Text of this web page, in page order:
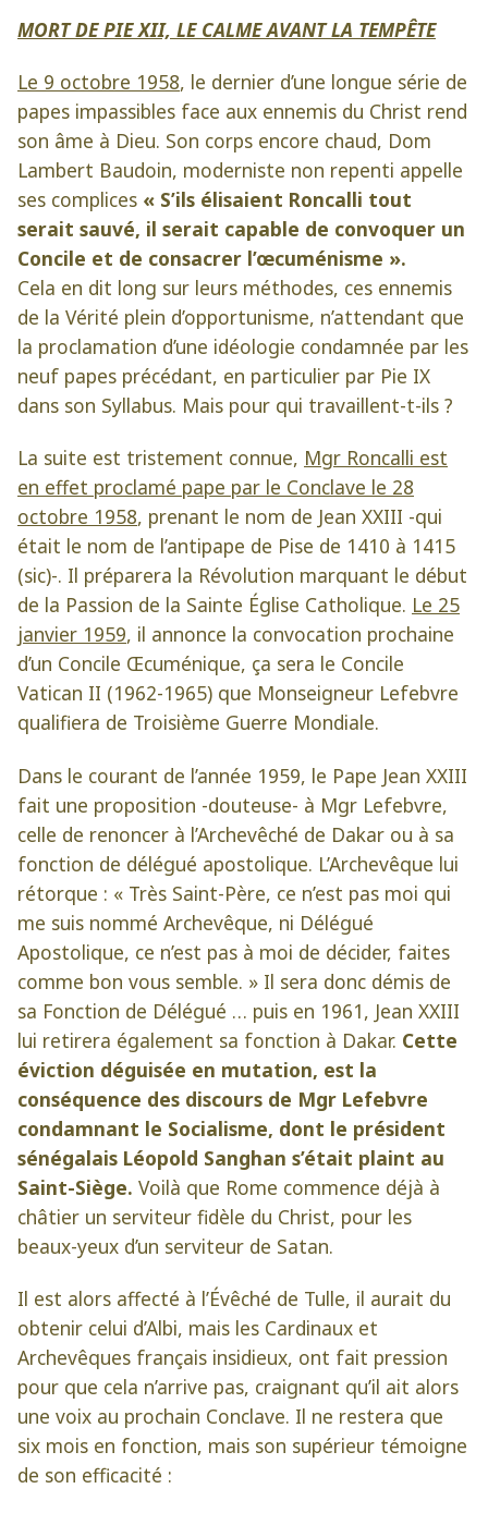
MORT DE PIE XII, LE CALME AVANT LA TEMPÊTE
Le 9 octobre 1958, le dernier d’une longue série de
papes impassibles face aux ennemis du Christ rend
son âme à Dieu. Son corps encore chaud, Dom
Lambert Baudoin, moderniste non repenti appelle
ses complices « S’ils élisaient Roncalli tout
serait sauvé, il serait capable de convoquer un
Concile et de consacrer l’œcuménisme ».
Cela en dit long sur leurs méthodes, ces ennemis
de la Vérité plein d’opportunisme, n’attendant que
la proclamation d’une idéologie condamnée par les
neuf papes précédant, en particulier par Pie IX
dans son Syllabus. Mais pour qui travaillent-t-ils ?
La suite est tristement connue, Mgr Roncalli est
en effet proclamé pape par le Conclave le 28
octobre 1958, prenant le nom de Jean XXIII -qui
était le nom de l’antipape de Pise de 1410 à 1415
(sic)-. Il préparera la Révolution marquant le début
de la Passion de la Sainte Église Catholique. Le 25
janvier 1959, il annonce la convocation prochaine
d’un Concile Œcuménique, ça sera le Concile
Vatican II (1962-1965) que Monseigneur Lefebvre
qualifiera de Troisième Guerre Mondiale.
Dans le courant de l’année 1959, le Pape Jean XXIII
fait une proposition -douteuse- à Mgr Lefebvre,
celle de renoncer à l’Archevêché de Dakar ou à sa
fonction de délégué apostolique. L’Archevêque lui
rétorque : « Très Saint-Père, ce n’est pas moi qui
me suis nommé Archevêque, ni Délégué
Apostolique, ce n’est pas à moi de décider, faites
comme bon vous semble. » Il sera donc démis de
sa Fonction de Délégué … puis en 1961, Jean XXIII
lui retirera également sa fonction à Dakar. Cette
éviction déguisée en mutation, est la
conséquence des discours de Mgr Lefebvre
condamnant le Socialisme, dont le président
sénégalais Léopold Sanghan s’était plaint au
Saint-Siège. Voilà que Rome commence déjà à
châtier un serviteur fidèle du Christ, pour les
beaux-yeux d’un serviteur de Satan.
Il est alors affecté à l’Évêché de Tulle, il aurait du
obtenir celui d’Albi, mais les Cardinaux et
Archevêques français insidieux, ont fait pression
pour que cela n’arrive pas, craignant qu’il ait alors
une voix au prochain Conclave. Il ne restera que
six mois en fonction, mais son supérieur témoigne
de son efficacité :